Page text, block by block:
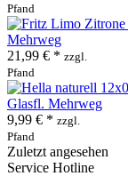
Pfand
Mehrweg
21,99 € * zzgl.
Pfand
Glasfl. Mehrweg
9,99 € * zzgl.
Pfand
Zuletzt angesehen
Service Hotline